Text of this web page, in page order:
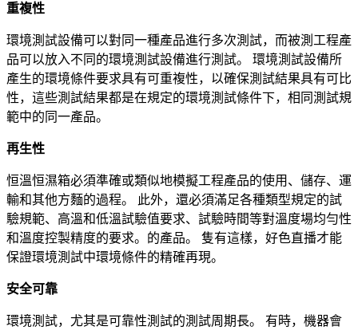
重複性
環境測試設備可以對同一種產品進行多次測試，而被測工程產
品可以放入不同的環境測試設備進行測試。 環境測試設備所
產生的環境條件要求具有可重複性，以確保測試結果具有可比
性，這些測試結果都是在規定的環境測試條件下，相同測試規
範中的同一產品。
再生性
恒溫恒濕箱必須準確或類似地模擬工程產品的使用、儲存、運
輸和其他方麵的過程。 此外，還必須滿足各種類型規定的試
驗規範、高溫和低溫試驗值要求、試驗時間等對溫度場均勻性
和溫度控製精度的要求。的產品。 隻有這樣，好色直播才能
保證環境測試中環境條件的精確再現。
安全可靠
環境測試，尤其是可靠性測試的測試周期長。 有時，機器會